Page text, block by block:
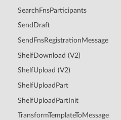
SearchFnsParticipants
SendDraft
SendFnsRegistrationMessage
ShelfDownload (V2)
ShelfUpload (V2)
ShelfUploadPart
ShelfUploadPartInit
TransformTemplateToMessage